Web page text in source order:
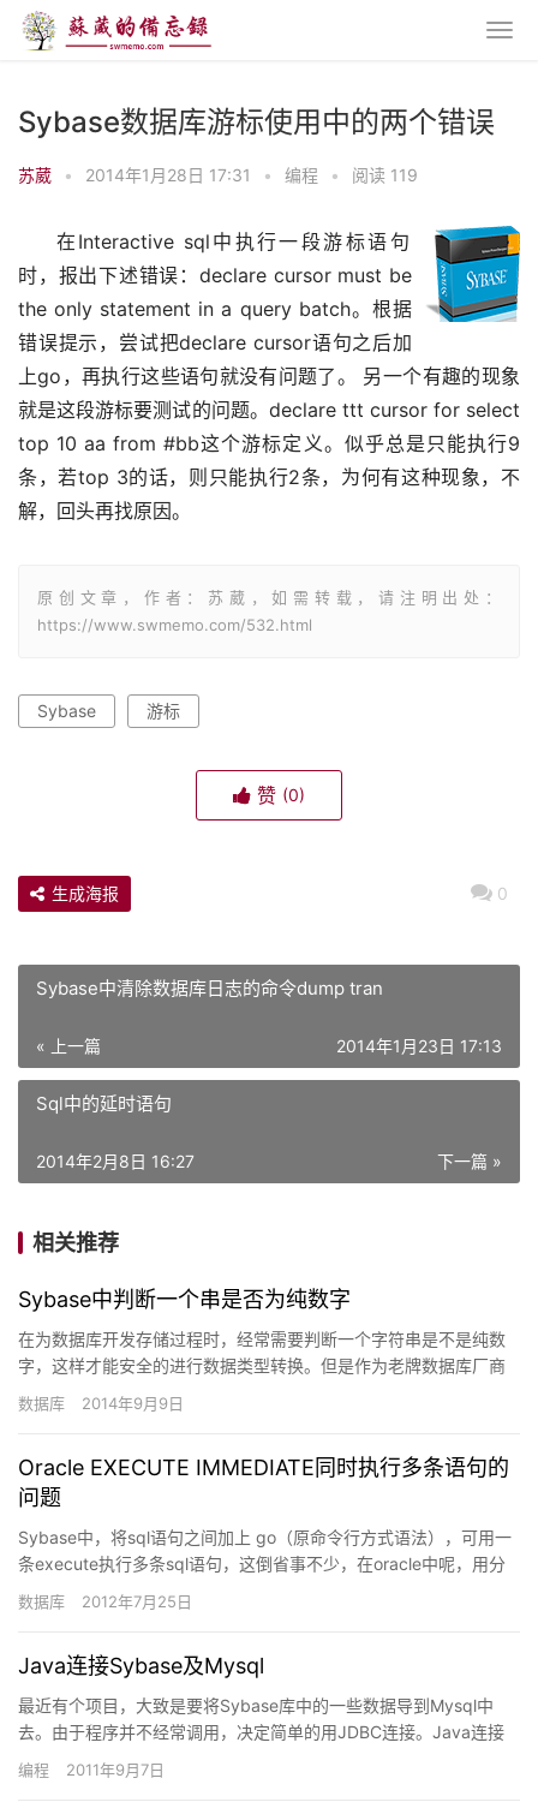
Sybase数据库游标使用中的两个错误
苏葳 • 2014年1月28日 17:31 • 编程 • 阅读 119
在Interactive sql中执行一段游标语句
时，报出下述错误：declare cursor must be
the only statement in a query batch。根据
错误提示，尝试把declare cursor语句之后加
上go，再执行这些语句就没有问题了。 另一个有趣的现象
就是这段游标要测试的问题。declare ttt cursor for select
top 10 aa from #bb这个游标定义。似乎总是只能执行9
条，若top 3的话，则只能执行2条，为何有这种现象，不
解，回头再找原因。
原创文章，作者：苏葳，如需转载，请注明出处：
https://www.swmemo.com/532.html
Sybase 游标
赞 (0)
0
生成海报
Sybase中清除数据库日志的命令dump tran
« 上一篇 2014年1月23日 17:13
Sql中的延时语句
下一篇 »
2014年2月8日 16:27
相关推荐
Sybase中判断一个串是否为纯数字
在为数据库开发存储过程时，经常需要判断一个字符串是不是纯数
字，这样才能安全的进行数据类型转换。但是作为老牌数据库厂商
的Sybase，却没有一个直观方便的函数来实现对应功能。而微软
的…
数据库 2014年9月9日
Oracle EXECUTE IMMEDIATE同时执行多条语句的
问题
Sybase中，将sql语句之间加上 go（原命令行方式语法），可用一
条execute执行多条sql语句，这倒省事不少，在oracle中呢，用分
号分隔行不？实验结果是不行。查了一下…
数据库 2012年7月25日
Java连接Sybase及Mysql
最近有个项目，大致是要将Sybase库中的一些数据导到Mysql中
去。由于程序并不经常调用，决定简单的用JDBC连接。Java连接
Sybase的用法N年前就用过。当时连的是jdbc…
编程 2011年9月7日